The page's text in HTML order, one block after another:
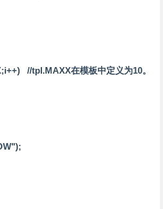
//tpl.MAXX在模板中定义为10。